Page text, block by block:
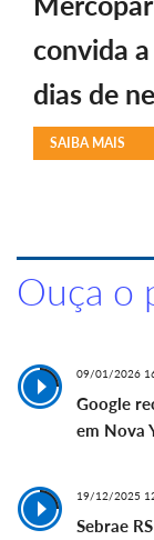
convida
dias de
SAIBA MAIS
Ouça o
09/01/2026
Google
em Nova
19/12/2025
Sebrae